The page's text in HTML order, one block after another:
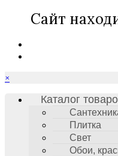
Сайт
×
Каталог
Плитка
Свет
Обои,